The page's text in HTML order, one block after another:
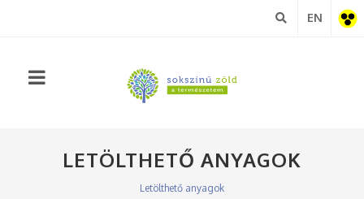
EN
LETÖLTHETŐ ANYAGOK
Letölthető anyagok